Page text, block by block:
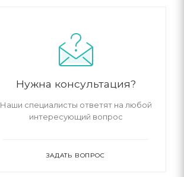
Нужна консультация?
Наши специалисты ответят на любой
интересующий вопрос
ЗАДАТЬ ВОПРОС